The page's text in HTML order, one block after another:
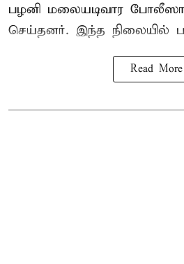
பழனி மலையடிவார
செய்தனர். இந்த நிலையில்
Read More